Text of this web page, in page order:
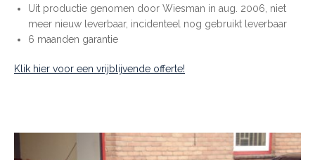
Uit productie genomen door Wiesman in aug. 2006, niet
meer nieuw leverbaar, incidenteel nog gebruikt leverbaar
6 maanden garantie
Klik hier voor een vrijblijvende offerte!